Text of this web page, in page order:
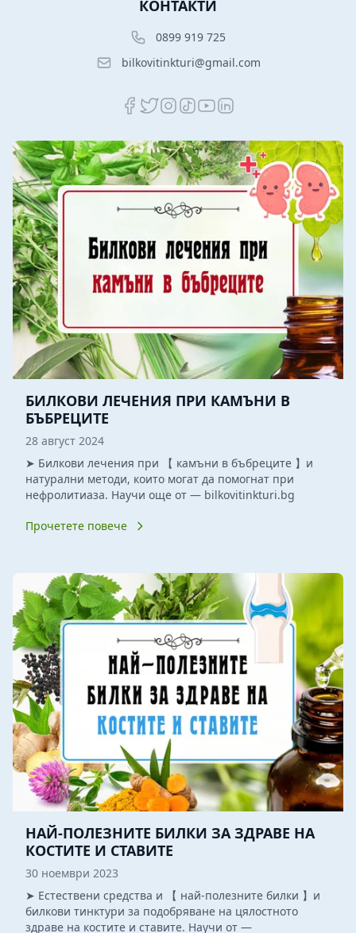
КОНТАКТИ
0899 919 725
bilkovitinkturi@gmail.com
БИЛКОВИ ЛЕЧЕНИЯ ПРИ КАМЪНИ В
БЪБРЕЦИТЕ
28 август 2024
➤ Билкови лечения при 【 камъни в бъбреците 】и
натурални методи, които могат да помогнат при
нефролитиаза. Научи още от — bilkovitinkturi.bg
Прочетете повече
НАЙ-ПОЛЕЗНИТЕ БИЛКИ ЗА ЗДРАВЕ НА
КОСТИТЕ И СТАВИТЕ
30 ноември 2023
➤ Естествени средства и 【 най-полезните билки 】и
билкови тинктури за подобряване на цялостното
здраве на костите и ставите. Научи от —